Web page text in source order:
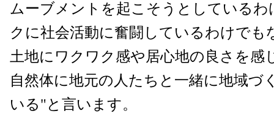
ムーブメントを起こそうとしている
クに社会活動に奮闘しているわけでも
土地にワクワク感や居心地の良さを感
自然体に地元の人たちと一緒に地域づ
いる"と言います。